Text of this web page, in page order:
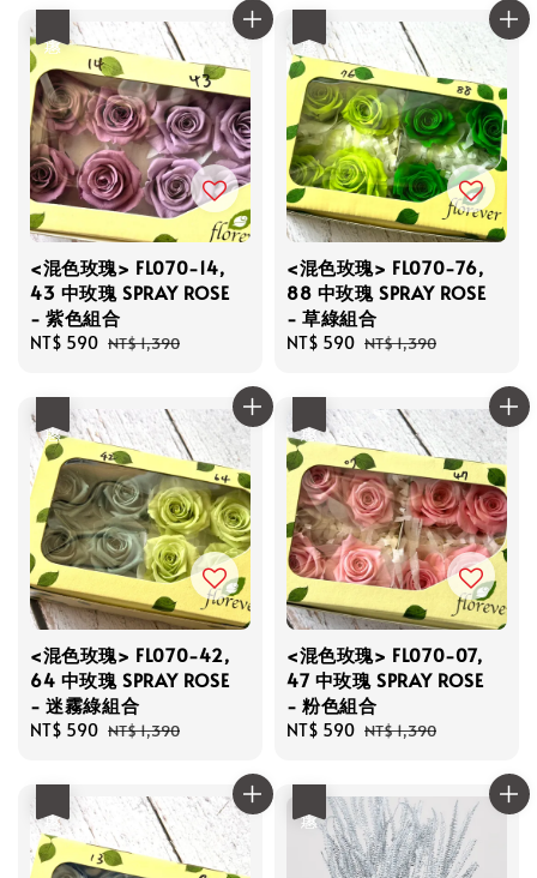
<混色玫瑰> FL070-14,
43 中玫瑰 SPRAY ROSE
- 紫色組合
Sale
NT$ 590 Regular
NT$ 1,390
<混色玫瑰> FL070-76,
88 中玫瑰 SPRAY ROSE
- 草綠組合
Sale
NT$ 590 Regular
NT$ 1,390
<混色玫瑰> FL070-42,
64 中玫瑰 SPRAY ROSE
- 迷霧綠組合
Sale
NT$ 590 Regular
NT$ 1,390
<混色玫瑰> FL070-07,
47 中玫瑰 SPRAY ROSE
- 粉色組合
Sale
NT$ 590 Regular
NT$ 1,390